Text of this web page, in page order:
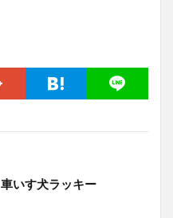
車いす犬ラッキー